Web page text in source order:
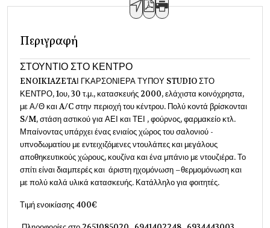
Περιγραφή
ΣΤΟΥΝΤΙΟ ΣΤΟ ΚΕΝΤΡΟ
ENOIKIAZETAΙ ΓΚΑΡΣΟΝΙΕΡΑ ΤΥΠΟΥ STUDIO ΣΤΟ
ΚΕΝΤΡΟ, 1ου, 30 τ.μ., κατασκευής 2000, ελάχιστα κοινόχρηστα,
με Α/Θ και A/C στην περιοχή του κέντρου. Πολύ κοντά βρίσκονται
S/M, στάση αστικού για ΑΕΙ και ΤΕΙ , φούρνος, φαρμακείο κτλ.
Μπαίνοντας υπάρχει ένας ενιαίος χώρος του σαλονιού -
υπνοδωματίου με εντειχιζόμενες ντουλάπες και μεγάλους
αποθηκευτικούς χώρους, κουζίνα και ένα μπάνιο με ντουζιέρα. Το
σπίτι είναι διαμπερές και άριστη ηχομόνωση –θερμομόνωση και
με πολύ καλά υλικά κατασκευής. Κατάλληλο για φοιτητές.
Τιμή ενοικίασης 400€